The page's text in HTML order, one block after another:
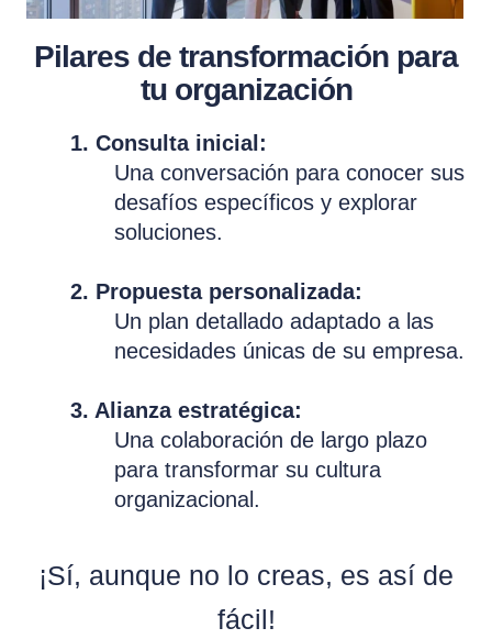
Pilares de transformación para
tu organización
1. Consulta inicial:
Una conversación para conocer sus
desafíos específicos y explorar
soluciones.
2. Propuesta personalizada:
Un plan detallado adaptado a las
necesidades únicas de su empresa.
3. Alianza estratégica:
Una colaboración de largo plazo
para transformar su cultura
organizacional.
¡Sí, aunque no lo creas, es así de
fácil!